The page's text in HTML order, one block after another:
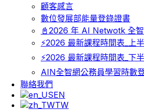
顧客感言
數位發展部能量登錄證書
📓2026 年 AI Netwotk 全
⚡2026 最新課程時間表_上
⚡2026 最新課程時間表_下
AIN全智網公務員學習時數
聯絡我們
EN
TW